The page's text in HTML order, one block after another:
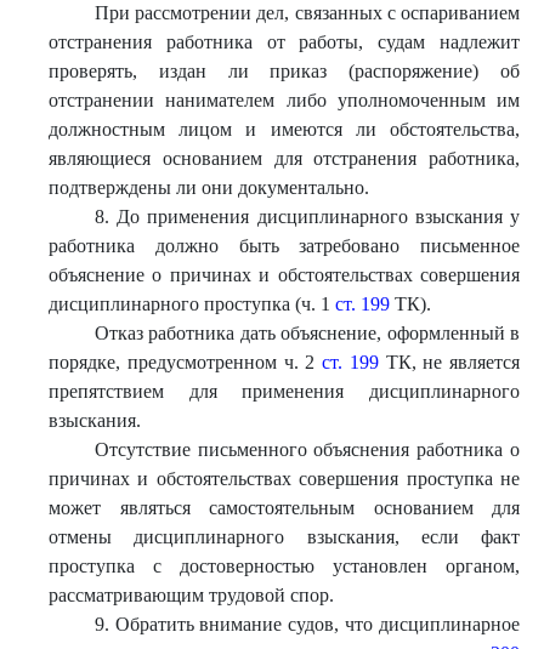
При рассмотрении дел, связанных с оспариванием
отстранения работника от работы, судам надлежит
проверять, издан ли приказ (распоряжение) об
отстранении нанимателем либо уполномоченным им
должностным лицом и имеются ли обстоятельства,
являющиеся основанием для отстранения работника,
подтверждены ли они документально.
8. До применения дисциплинарного взыскания у
работника должно быть затребовано письменное
объяснение о причинах и обстоятельствах совершения
дисциплинарного проступка (ч. 1 ст. 199 ТК).
Отказ работника дать объяснение, оформленный в
порядке, предусмотренном ч. 2 ст. 199ТК, не является
препятствием для применения дисциплинарного
взыскания.
Отсутствие письменного объяснения работника о
причинах и обстоятельствах совершения проступка не
может являться самостоятельным основанием для
отмены дисциплинарного взыскания, если факт
проступка с достоверностью установлен органом,
рассматривающим трудовой спор.
9. Обратить внимание судов, что дисциплинарное